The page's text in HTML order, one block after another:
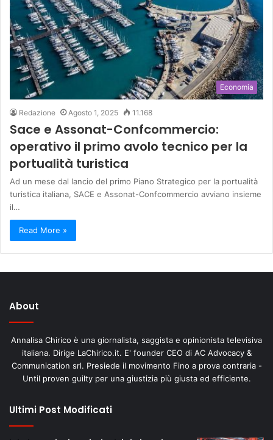
Economia
Redazione Agosto 1, 2025 11.168
Sace e Assonat-Confcommercio:
operativo il primo avolo tecnico per la
portualità turistica
Ad un mese dal lancio del primo Piano Strategico per la portualità
turistica italiana, SACE e Assonat-Confcommercio avviano insieme
il…
Read More »
About
Annalisa Chirico è una giornalista, saggista e opinionista televisiva
italiana. Dirige LaChirico.it. E' founder CEO di AC Advocacy &
Communication srl. Presiede il movimento Fino a prova contraria -
Until proven guilty per una giustizia più giusta ed efficiente.
Ultimi Post Modificati